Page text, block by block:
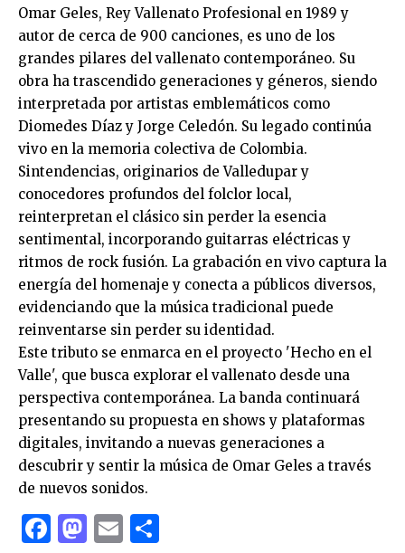
Omar Geles, Rey Vallenato Profesional en 1989 y
autor de cerca de 900 canciones, es uno de los
grandes pilares del vallenato contemporáneo. Su
obra ha trascendido generaciones y géneros, siendo
interpretada por artistas emblemáticos como
Diomedes Díaz y Jorge Celedón. Su legado continúa
vivo en la memoria colectiva de Colombia.
Sintendencias, originarios de Valledupar y
conocedores profundos del folclor local,
reinterpretan el clásico sin perder la esencia
sentimental, incorporando guitarras eléctricas y
ritmos de rock fusión. La grabación en vivo captura la
energía del homenaje y conecta a públicos diversos,
evidenciando que la música tradicional puede
reinventarse sin perder su identidad.
Este tributo se enmarca en el proyecto 'Hecho en el
Valle', que busca explorar el vallenato desde una
perspectiva contemporánea. La banda continuará
presentando su propuesta en shows y plataformas
digitales, invitando a nuevas generaciones a
descubrir y sentir la música de Omar Geles a través
de nuevos sonidos.
Facebook
Mastodon
Email